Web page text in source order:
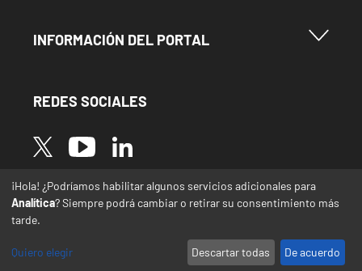
Menu Footer Información del Portal
INFORMACIÓN DEL PORTAL
REDES SOCIALES
Image Image Image
* Las traducciones de este sitio web desde el
español a otras lenguas se realizan de forma
automática y pueden contener errores o
¡Hola! ¿Podríamos habilitar algunos servicios adicionales para
Analítica? Siempre podrá cambiar o retirar su consentimiento más
tarde.
Quiero elegir Descartar todas De acuerdo